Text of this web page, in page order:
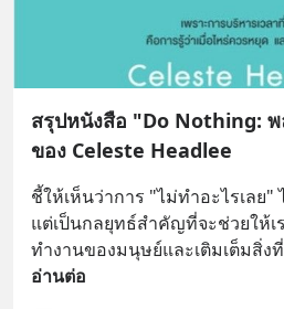
สรุปหนังสือ "Do Nothing: พ
ของ Celeste Headlee
ชี้ให้เห็นว่าการ "ไม่ทำอะไรเลย"
แต่เป็นกลยุทธ์สำคัญที่จะช่วยให้เ
ทำงานของมนุษย์และเติมเต็มสิ่ง
อ่านต่อ